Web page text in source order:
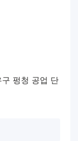
펑청 공업 단